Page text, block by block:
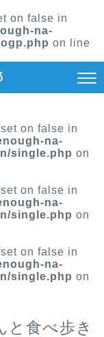
on false in
na-
on line
on false in
na-
single.php on
on false in
na-
single.php on
on false in
na-
single.php on
と食べ歩き